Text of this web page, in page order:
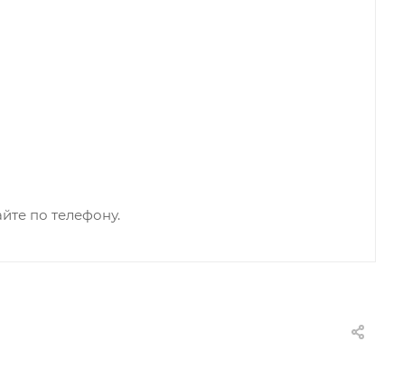
по телефону.